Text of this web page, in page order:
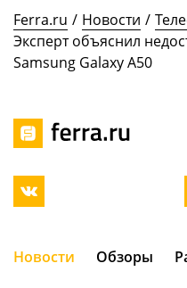
Ferra.ru / Новости /
Эксперт объяснил
Samsung Galaxy A50
Новости Обзоры